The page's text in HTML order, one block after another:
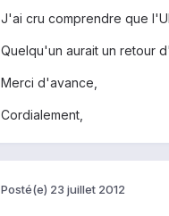
J'ai cru comprendre que
Quelqu'un aurait un retour
Merci d'avance,
Cordialement,
Posté(e) 23 juillet 2012